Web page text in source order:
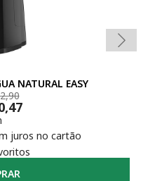
NATURAL EASY
juros no cartão